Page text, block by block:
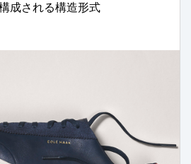
成される構造形式